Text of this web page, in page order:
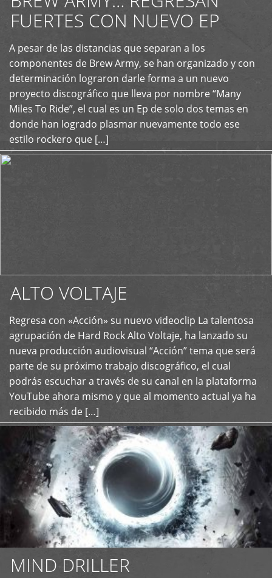
FUERTES CON NUEVO EP
A pesar de las distancias que separan a los
componentes de Brew Army, se han organizado y con
determinación lograron darle forma a un nuevo
proyecto discográfico que lleva por nombre “Many
Miles To Ride”, el cual es un Ep de solo dos temas en
donde han logrado plasmar nuevamente todo ese
estilo rockero que […]
+
ALTO VOLTAJE
Regresa con «Acción» su nuevo videoclip La talentosa
agrupación de Hard Rock Alto Voltaje, ha lanzado su
nueva producción audiovisual “Acción” tema que será
parte de su próximo trabajo discográfico, el cual
podrás escuchar a través de su canal en la plataforma
YouTube ahora mismo y que al momento actual ya ha
recibido más de […]
+
MIND DRILLER